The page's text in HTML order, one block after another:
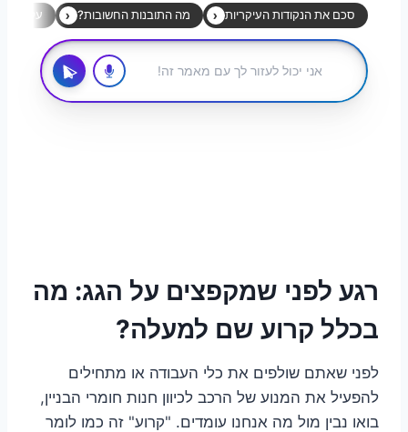
רגע לפני שמקפצים על הגג: מה
בכלל קרוע שם למעלה?
לפני שאתם שולפים את כלי העבודה או מתחילים
להפעיל את המנוע של הרכב לכיוון חנות חומרי הבניין,
בואו נבין מול מה אנחנו עומדים. "קרוע" זה כמו לומר